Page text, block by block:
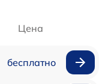
Цена
бесплатно